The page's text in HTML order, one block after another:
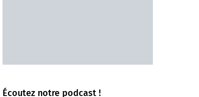
Écoutez notre podcast !